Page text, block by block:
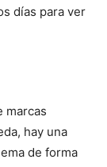
días para ver
marcas
hay una
de forma